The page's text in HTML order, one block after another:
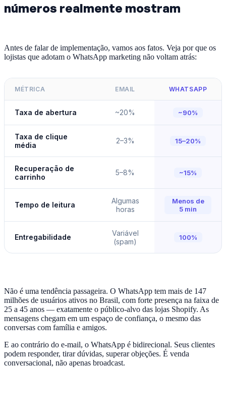
números realmente mostram
Antes de falar de implementação, vamos aos fatos. Veja por que os
lojistas que adotam o WhatsApp marketing não voltam atrás:
MÉTRICA EMAIL WHATSAPP
Taxa de abertura ~20% ~90%
Taxa de clique
média
2–3% 15–20%
Recuperação de
carrinho
5–8% ~15%
Tempo de leitura
Algumas
horas
Menos de
5 min
Entregabilidade
Variável
(spam)
100%
Não é uma tendência passageira. O WhatsApp tem mais de 147
milhões de usuários ativos no Brasil, com forte presença na faixa de
25 a 45 anos — exatamente o público-alvo das lojas Shopify. As
mensagens chegam em um espaço de confiança, o mesmo das
conversas com família e amigos.
E ao contrário do e-mail, o WhatsApp é bidirecional. Seus clientes
podem responder, tirar dúvidas, superar objeções. É venda
conversacional, não apenas broadcast.